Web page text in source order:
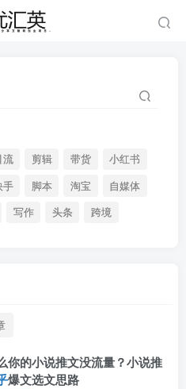
流 剪辑 带货
小红书
手 脚本 淘宝
自媒体
写作 头条 跨境
你的小说推文没流量？小说推
爆文选文思路